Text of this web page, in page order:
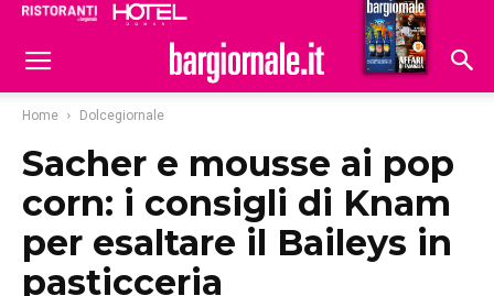
Hoteldomani
Home Dolcegiornale
Sacher e mousse ai pop
corn: i consigli di Knam
per esaltare il Baileys in
pasticceria